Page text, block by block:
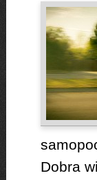
Dobra